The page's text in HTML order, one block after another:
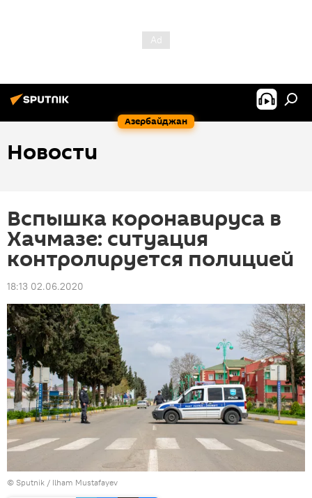
Азербайджан
Новости
Вспышка коронавируса в
Хачмазе: ситуация
контролируется полицией
18:13 02.06.2020
© Sputnik / Ilham Mustafayev